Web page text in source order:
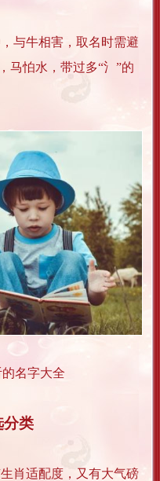
与牛相害，取名时需避
马怕水，带过多“氵”的
名字大全
分类
肖适配度，又有大气磅